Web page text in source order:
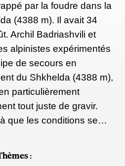
par la foudre dans la
(4388 m). Il avait 34
Archil Badriashvili et
alpinistes expérimentés
de secours en
du Shkhelda (4388 m),
particulièrement
tout juste de gravir.
que les conditions se…
: